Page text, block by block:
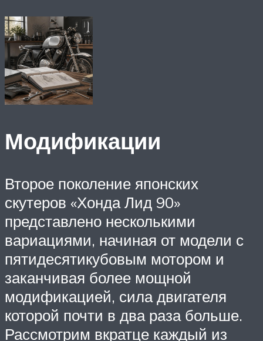
Модификации
Второе поколение японских
скутеров «Хонда Лид 90»
представлено несколькими
вариациями, начиная от модели с
пятидесятикубовым мотором и
заканчивая более мощной
модификацией, сила двигателя
которой почти в два раза больше.
Рассмотрим вкратце каждый из